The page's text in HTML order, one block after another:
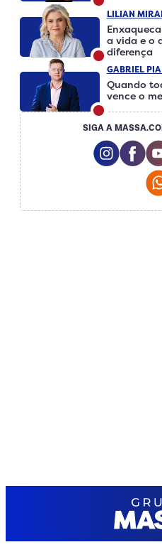
LILIAN
a vida e o
diferença
GABRIEL
Quando
vence o
SIGA A